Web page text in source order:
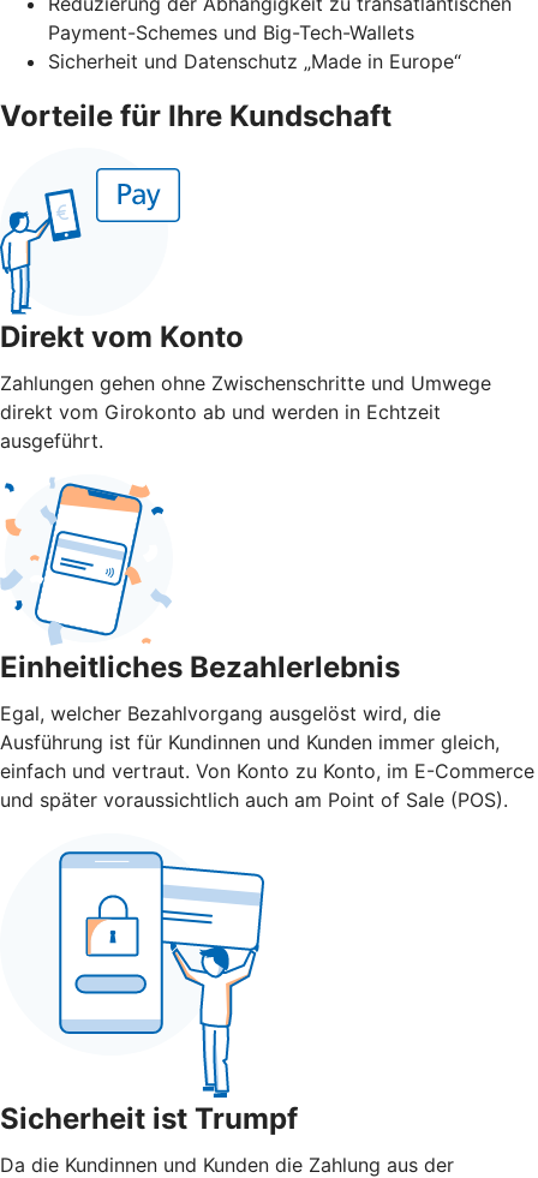
Payment-Schemes und Big-Tech-Wallets
Sicherheit und Datenschutz „Made in Europe“
Vorteile für Ihre Kundschaft
Direkt vom Konto
Zahlungen gehen ohne Zwischenschritte und Umwege
direkt vom Girokonto ab und werden in Echtzeit
ausgeführt.
Einheitliches Bezahlerlebnis
Egal, welcher Bezahlvorgang ausgelöst wird, die
Ausführung ist für Kundinnen und Kunden immer gleich,
einfach und vertraut. Von Konto zu Konto, im E-Commerce
und später voraussichtlich auch am Point of Sale (POS).
Sicherheit ist Trumpf
Da die Kundinnen und Kunden die Zahlung aus der